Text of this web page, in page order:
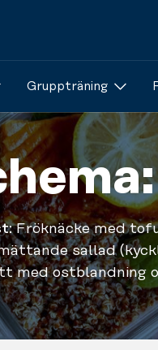
Gruppträning
Fröknäcke med
sallad
med ostblandning